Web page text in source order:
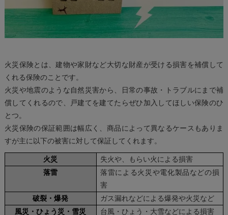
火災保険とは、建物や家財など大切な財産が受ける損害を補償して
くれる保険のことです。
火災や地震のような自然災害から、日常の事故・トラブルにまで補
償してくれるので、戸建てを建てたらぜひ加入してほしい保険のひ
とつ。
火災保険の保証範囲は幅広く、商品によって異なるケースもありま
すが主に以下の被害に対して保証してくれます。
火災
失火や、もらい火による損害
落雷
落雷による火災や電化製品などの損
害
破裂・爆発
ガス漏れなどによる爆発や火災など
風災・ひょう災・雪災
台風・ひょう・大雪などによる損害